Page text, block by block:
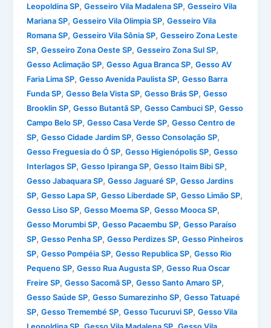
Leopoldina SP,Gesseiro Vila Madalena SP,Gesseiro Vila
Mariana SP,Gesseiro Vila Olimpia SP,Gesseiro Vila
Romana SP,Gesseiro Vila Sônia SP,Gesseiro Zona Leste
SP,Gesseiro Zona Oeste SP,Gesseiro Zona Sul SP,
Gesso Aclimação SP,Gesso Agua Branca SP,Gesso AV
Faria Lima SP,Gesso Avenida Paulista SP,Gesso Barra
Funda SP,Gesso Bela Vista SP,Gesso Brás SP,Gesso
Brooklin SP,Gesso Butantã SP,Gesso Cambuci SP,Gesso
Campo Belo SP,Gesso Casa Verde SP,Gesso Centro de
SP,Gesso Cidade Jardim SP,Gesso Consolação SP,
Gesso Freguesia do Ó SP,Gesso Higienópolis SP,Gesso
Interlagos SP,Gesso Ipiranga SP,Gesso Itaim Bibi SP,
Gesso Jabaquara SP,Gesso Jaguaré SP,Gesso Jardins
SP,Gesso Lapa SP,Gesso Liberdade SP,Gesso Limão SP,
Gesso Liso SP,Gesso Moema SP,Gesso Mooca SP,
Gesso Morumbi SP,Gesso Pacaembu SP,Gesso Paraíso
SP,Gesso Penha SP,Gesso Perdizes SP,Gesso Pinheiros
SP,Gesso Pompéia SP,Gesso Republica SP,Gesso Rio
Pequeno SP,Gesso Rua Augusta SP,Gesso Rua Oscar
Freire SP,Gesso Sacomã SP,Gesso Santo Amaro SP,
Gesso Saúde SP,Gesso Sumarezinho SP,Gesso Tatuapé
SP,Gesso Tremembé SP,Gesso Tucuruvi SP,Gesso Vila